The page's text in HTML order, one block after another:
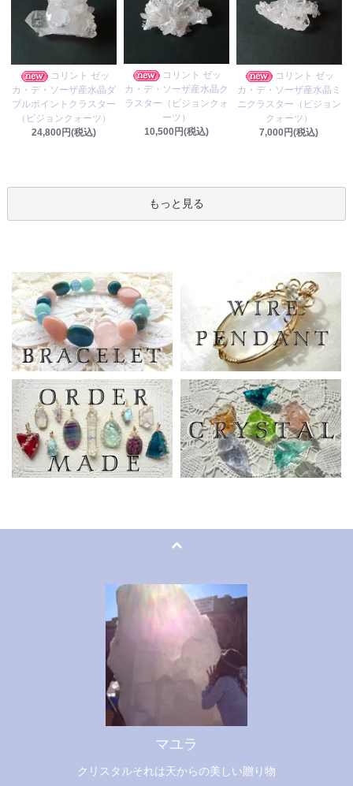
コリント ゼッ
カ・デ・ソーザ産水晶ダ
ブルポイントクラスター
（ビジョンクォーツ）
24,800円(税込)
コリント ゼッ
カ・デ・ソーザ産水晶ク
ラスター（ビジョンクォ
ーツ）
10,500円(税込)
コリント ゼッ
カ・デ・ソーザ産水晶ミ
ニクラスター（ビジョン
クォーツ）
7,000円(税込)
もっと見る
マユラ
クリスタルそれは天からの美しい贈り物